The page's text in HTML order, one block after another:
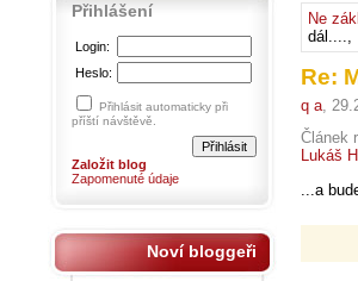
Ne
dál....,
Re:
q a,
Článek
Lukáš
...a
Přihlášení
Login:
Heslo:
Přihlásit automaticky při
příští návštěvě.
Založit blog
Zapomenuté údaje
Noví bloggeři